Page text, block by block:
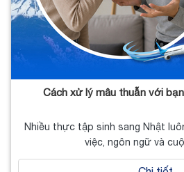
Cách xử lý mâu thuẫn với
Nhiều thực tập sinh sang Nhật
việc, ngôn ngữ và